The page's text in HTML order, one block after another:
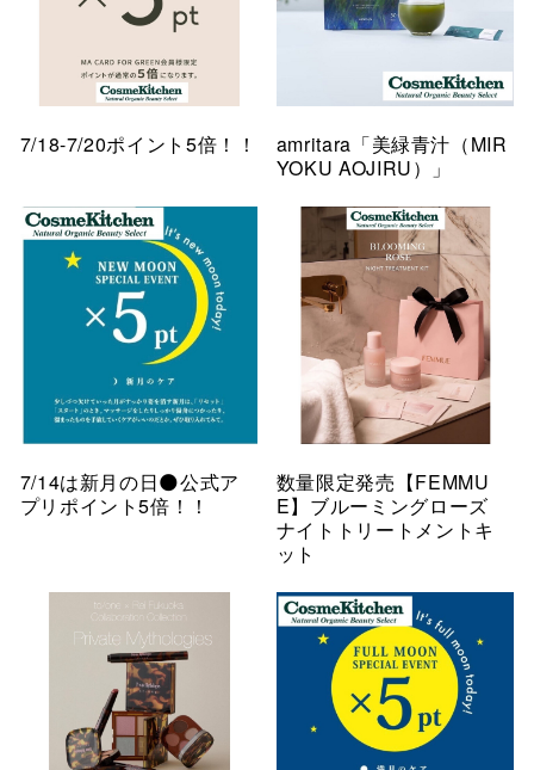
7/18-7/20ポイント5倍！！
amritara「美緑青汁（MIR
YOKU AOJIRU）」
7/14は新月の日🌑公式ア
プリポイント5倍！！
数量限定発売【FEMMU
E】ブルーミングローズ
ナイトトリートメントキ
ット